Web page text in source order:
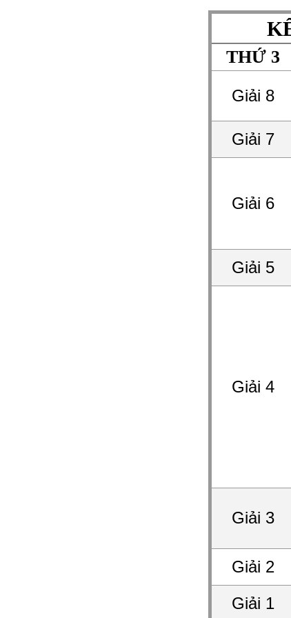
THỨ 3
Giải 8
Giải 7
Giải 6
Giải 5
Giải 4
Giải 3
Giải 2
Giải 1